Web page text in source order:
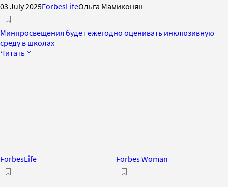
03 July 2025ForbesLifeОльга Мамиконян
Минпросвещения будет ежегодно оценивать инклюзивную
среду в школах
Читать
ForbesLife Forbes Woman